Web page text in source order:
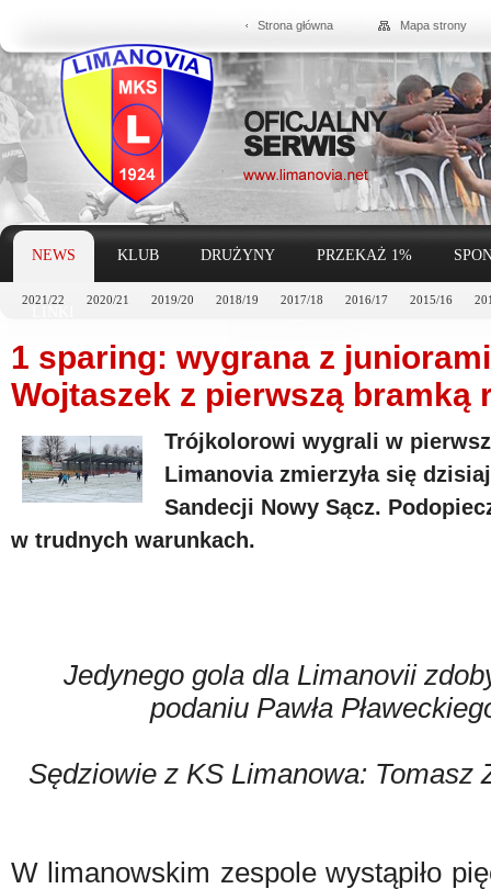
Strona główna Mapa strony
NEWS
2021/22 2020/21 2019/20 2018/19 2017/18 2016/17 2015/16
KLUB DRUŻYNY PRZEKAŻ 1%
1 sparing: wygrana z
Wojtaszek z pierwszą bramką
Trójkolorowi wygrali w
Limanovia zmierzyła się
Sandecji Nowy Sącz.
w trudnych warunkach.
Jedynego gola dla Limanovii
podaniu Pawła
Sędziowie z KS Limanowa: Tomasz
W limanowskim zespole wystąpiło